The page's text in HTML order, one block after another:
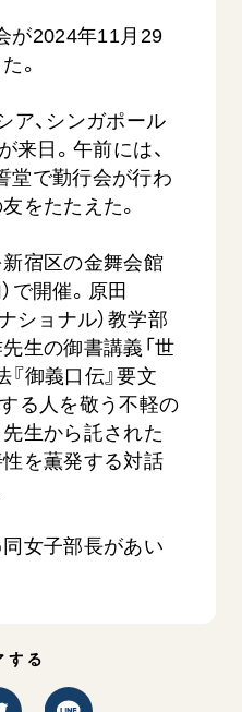
ト
として生きた80年
が2024年11月29
。
ア、シンガポール
日。午前には、
堂で勤行会が行わ
をたたえた。
新宿区の金舞会館
で開催。原田
ショナル）教学部
生の御書講義「世
御義口伝』要文
る人を敬う不軽の
生から託された
性を薫発する対話
女子部長があい
する